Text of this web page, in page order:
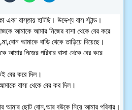
রাস্তায় হাটছি। উদ্দেশ্য বাস স্টান্ড।
আমাকে আমার নিজের বাসা থেকে বের করে
আমাকে বাড়ি থেকে তাড়িয়ে দিয়েছে।
নিজের পরিবার বাসা থেকে বের করে
বের করে দিল।
বাসা থেকে বের কর দিল।
আমার ছোট বোন,আর বউকে নিয়ে আমার পরিবার।